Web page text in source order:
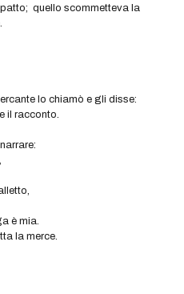
quello scommetteva la
lo chiamò e gli disse:
il racconto.
è mia.
la merce.